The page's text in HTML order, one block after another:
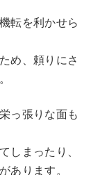
転を利かせら
め、頼りにさ
っ張りな面も
しまったり、
あります。